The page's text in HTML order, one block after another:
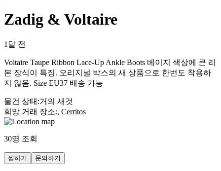
Zadig & Voltaire
1달 전
Voltaire Taupe Ribbon Lace-Up Ankle Boots 베이지 색상에 큰 리
본 장식이 특징. 오리지널 박스의 새 상품으로 한번도 착용하
지 않음. Size EU37 배송 가능
물건 상태 :거의 새것
희망 거래 장소:, Cerritos
30명 조회
찜하기 문의하기